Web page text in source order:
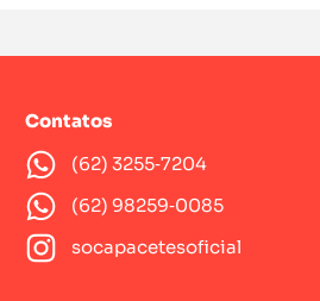
Contatos
(62) 3255‑7204‬
(62) 98259‑0085‬
socapacetesoficial